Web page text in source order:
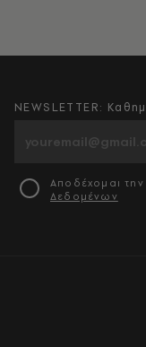
NEWSLETTER:
Αποδέχομαι την
Δεδομένων